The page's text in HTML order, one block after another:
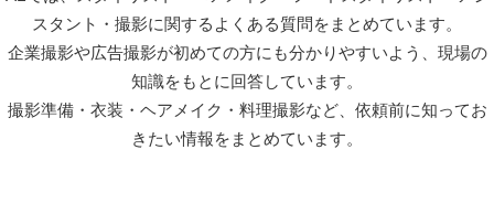
スタント・撮影に関するよくある質問をまとめています。
企業撮影や広告撮影が初めての方にも分かりやすいよう、現場の
知識をもとに回答しています。
撮影準備・衣装・ヘアメイク・料理撮影など、依頼前に知ってお
きたい情報をまとめています。